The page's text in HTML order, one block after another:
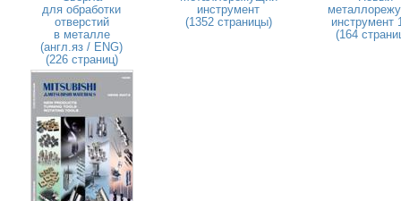
для обработки
отверстий
в металле
(англ.яз / ENG)
(226 страниц)
инструмент
(1352 страницы)
инструмент
(164